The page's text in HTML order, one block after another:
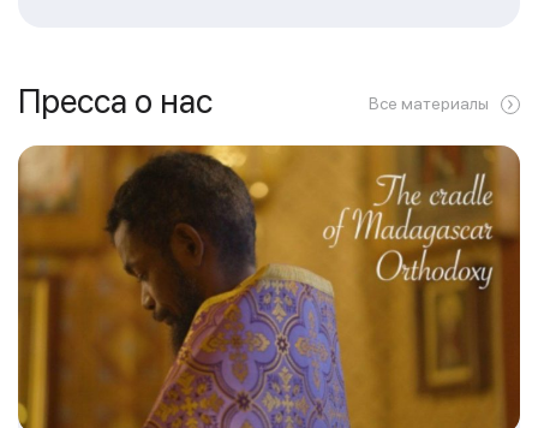
Пресса о нас Все материалы